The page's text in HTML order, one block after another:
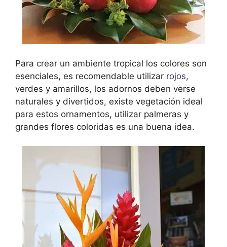
Para crear un ambiente tropical los colores son
esenciales, es recomendable utilizar rojos,
verdes y amarillos, los adornos deben verse
naturales y divertidos, existe vegetación ideal
para estos ornamentos, utilizar palmeras y
grandes flores coloridas es una buena idea.